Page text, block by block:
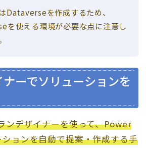
Dataverseを作成するため、
を使える環境が必要な点に注意し
ーでソリューションを
ンデザイナーを使って、Power
ョンを自動で提案・作成する手